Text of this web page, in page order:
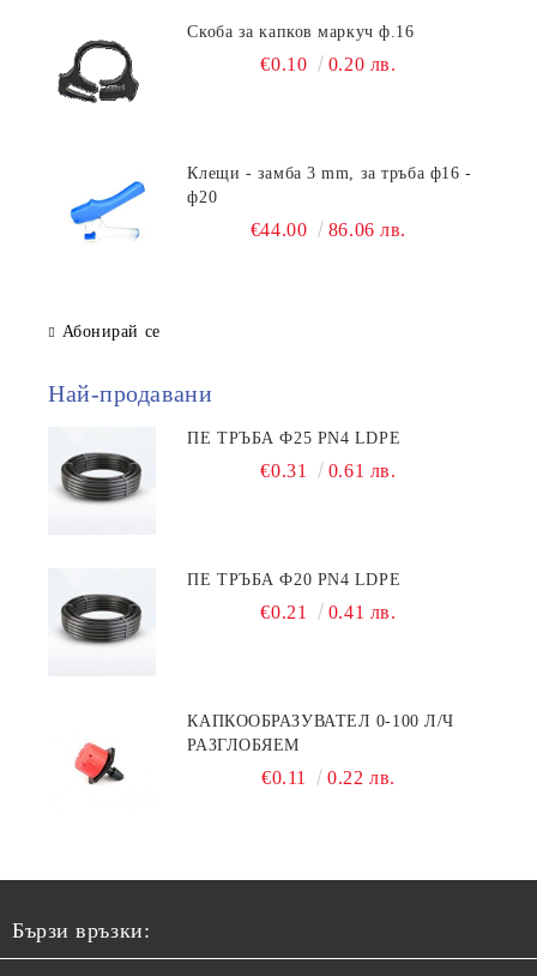
Скоба за капков маркуч ф.16
€0.10 0.20 лв.
Клещи - замба 3 mm, за тръба ф16 -
ф20
€44.00 86.06 лв.
Абонирай се
Най-продавани
ПЕ ТРЪБА Ф25 PN4 LDPE
€0.31 0.61 лв.
ПЕ ТРЪБА Ф20 PN4 LDPE
€0.21 0.41 лв.
КАПКООБРАЗУВАТЕЛ 0-100 Л/Ч
РАЗГЛОБЯЕМ
€0.11 0.22 лв.
Бързи връзки: